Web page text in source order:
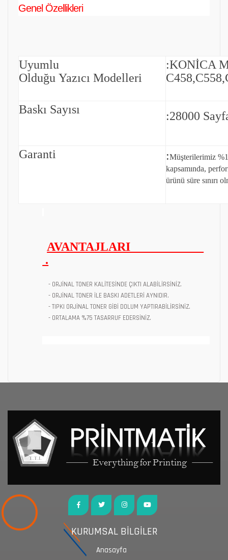
Genel Özellikleri
Uyumlu
Olduğu Yazıcı Modelleri
:KONİCA
Baskı Sayısı :28000
Garanti :Müşterilerimiz
kapsamında,
ürünü süre sınırı
AVANTAJLARI
.
- ORJİNAL TONER KALİTESİNDE ÇIKTI ALABİLİRSİNİZ.
- ORJİNAL TONER İLE BASKI ADETLERİ AYNIDIR.
- TIPKI ORJİNAL TONER GİBİ DOLUM YAPTIRABİLİRSİNİZ.
- ORTALAMA %75 TASARRUF EDERSİNİZ.
KURUMSAL BİLGİLER
Anasayfa